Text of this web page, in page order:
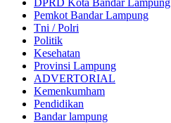
DPRD Kota Bandar Lampung
Pemkot Bandar Lampung
Tni / Polri
Politik
Kesehatan
Provinsi Lampung
ADVERTORIAL
Kemenkumham
Pendidikan
Bandar lampung